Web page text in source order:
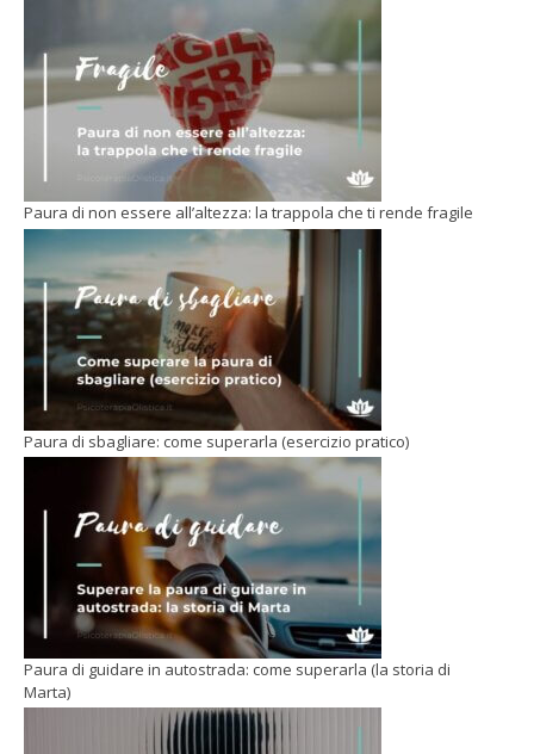
Paura di non essere all’altezza: la trappola che ti rende fragile
Paura di sbagliare: come superarla (esercizio pratico)
Paura di guidare in autostrada: come superarla (la storia di
Marta)